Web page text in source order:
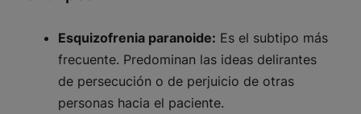
Esquizofrenia paranoide: Es el subtipo más
frecuente. Predominan las ideas delirantes
de persecución o de perjuicio de otras
personas hacia el paciente.